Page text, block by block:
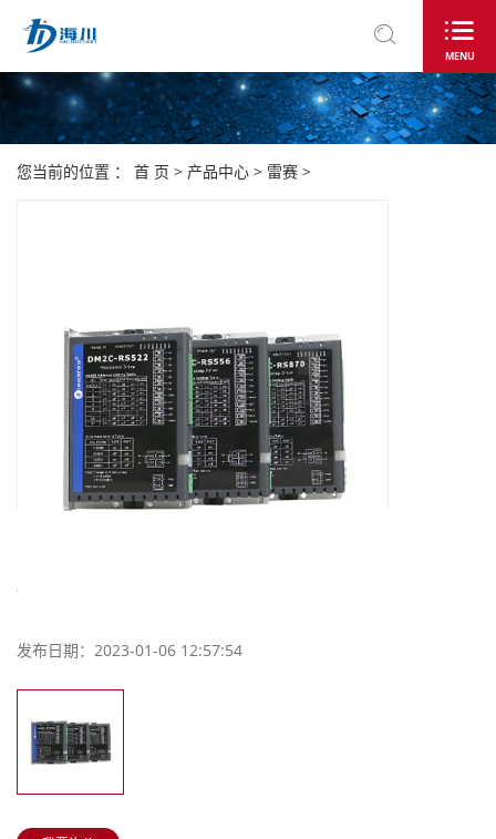
MENU
您当前的位置 ： 首 页 > 产品中心 > 雷赛 >
发布日期： 2023-01-06 12:57:54